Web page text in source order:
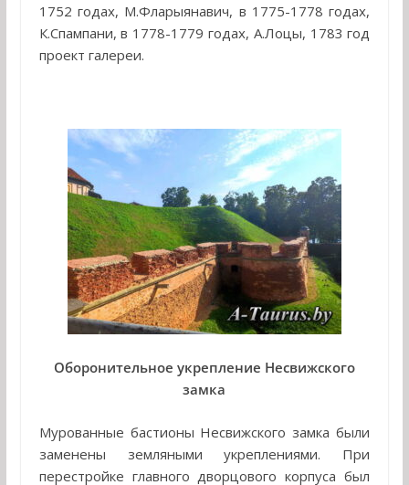
1752 годах, М.Фларыянавич, в 1775-1778 годах,
К.Спампани, в 1778-1779 годах, А.Лоцы, 1783 год
проект галереи.
Оборонительное укрепление Несвижского
замка
Мурованные бастионы Несвижского замка были
заменены земляными укреплениями. При
перестройке главного дворцового корпуса был